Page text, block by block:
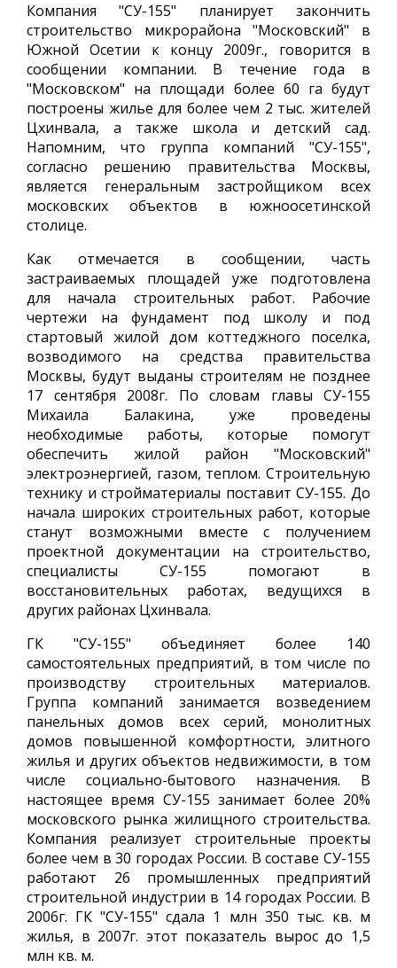
Компания "СУ-155" планирует закончить
строительство микрорайона "Московский" в
Южной Осетии к концу 2009г., говорится в
сообщении компании. В течение года в
"Московском" на площади более 60 га будут
построены жилье для более чем 2 тыс. жителей
Цхинвала, а также школа и детский сад.
Напомним, что группа компаний "СУ-155",
согласно решению правительства Москвы,
является генеральным застройщиком всех
московских объектов в южноосетинской
столице.
Как отмечается в сообщении, часть
застраиваемых площадей уже подготовлена
для начала строительных работ. Рабочие
чертежи на фундамент под школу и под
стартовый жилой дом коттеджного поселка,
возводимого на средства правительства
Москвы, будут выданы строителям не позднее
17 сентября 2008г. По словам главы СУ-155
Михаила Балакина, уже проведены
необходимые работы, которые помогут
обеспечить жилой район "Московский"
электроэнергией, газом, теплом. Строительную
технику и стройматериалы поставит СУ-155. До
начала широких строительных работ, которые
станут возможными вместе с получением
проектной документации на строительство,
специалисты СУ-155 помогают в
восстановительных работах, ведущихся в
других районах Цхинвала.
ГК "СУ-155" объединяет более 140
самостоятельных предприятий, в том числе по
производству строительных материалов.
Группа компаний занимается возведением
панельных домов всех серий, монолитных
домов повышенной комфортности, элитного
жилья и других объектов недвижимости, в том
числе социально-бытового назначения. В
настоящее время СУ-155 занимает более 20%
московского рынка жилищного строительства.
Компания реализует строительные проекты
более чем в 30 городах России. В составе СУ-155
работают 26 промышленных предприятий
строительной индустрии в 14 городах России. В
2006г. ГК "СУ-155" сдала 1 млн 350 тыс. кв. м
жилья, в 2007г. этот показатель вырос до 1,5
млн кв. м.